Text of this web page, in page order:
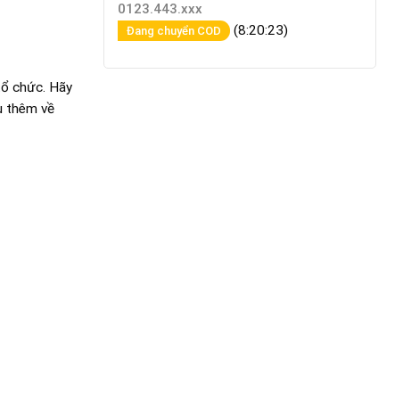
chức. Hãy
thêm về
0123.443.xxx
Đang chuyển COD (8:20:23)